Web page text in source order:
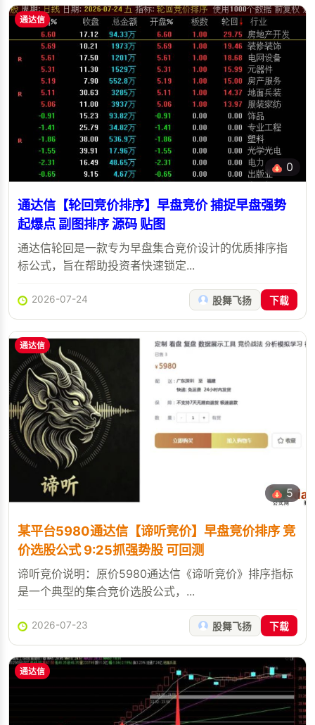
通达信
0
通达信【轮回竞价排序】早盘竞价 捕捉早盘强势
起爆点 副图排序 源码 贴图
通达信轮回是一款专为早盘集合竞价设计的优质排序指
标公式，旨在帮助投资者快速锁定...
2026-07-24 股舞飞扬 下载
通达信
5
某平台5980通达信【谛听竞价】早盘竞价排序 竞
价选股公式 9:25抓强势股 可回测
谛听竞价说明：原价5980通达信《谛听竞价》排序指标
是一个典型的集合竞价选股公式，...
2026-07-23 股舞飞扬 下载
通达信